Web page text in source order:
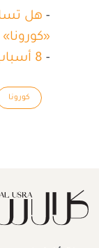
- هل
«كورونا»
- 8 أسباب صحية وراء سمنة الأطفال
كورونا